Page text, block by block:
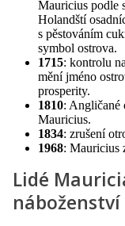
Mauricius podle
Holandští
s pěstováním
symbol ostrova.
1715: kontrolu
mění jméno
prosperity.
1810: Angličané
Mauricius.
1834: zrušení
1968: Mauricius
Lidé
náboženství